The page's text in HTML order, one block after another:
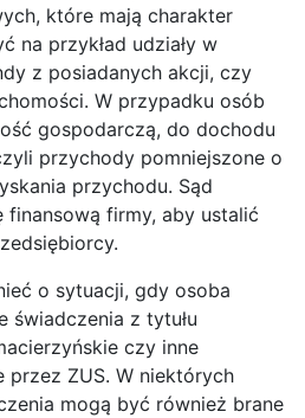
które mają charakter
na przykład udziały w
z posiadanych akcji, czy
W przypadku osób
gospodarczą, do dochodu
przychody pomniejszone o
przychodu. Sąd
finansową firmy, aby ustalić
o sytuacji, gdy osoba
świadczenia z tytułu
czy inne
przez ZUS. W niektórych
mogą być również brane